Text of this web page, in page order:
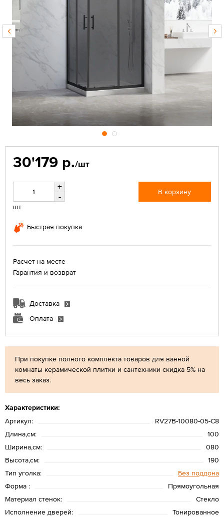
При покупке полного комплекта товаров для ванной
комнаты керамической плитки и сантехники скидка 5% на
весь заказ.
Характеристики:
Артикул:
RV27B-10080-05-C8
Длина,см:
100
Ширина,см:
080
Высота,см:
190
Тип уголка:
Без поддона
Форма :
Прямоугольная
Материал стенок:
Стекло
Исполнение дверей:
Тонированное
30'179 р./шт
+
-
шт
В корзину
Быстрая покупка
Расчет на месте
Гарантия и возврат
Доставка
Оплата